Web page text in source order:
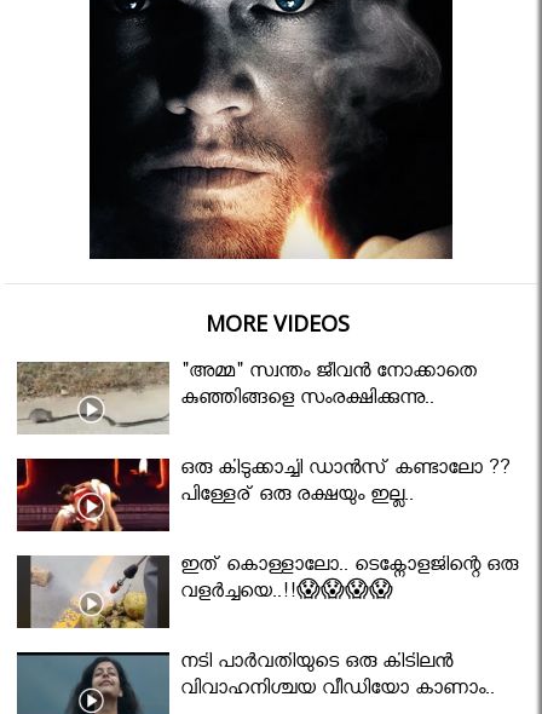
MORE VIDEOS
"അമ്മ" സ്വന്തം ജീവൻ നോക്കാതെ
കുഞ്ഞിങ്ങളെ സംരക്ഷിക്കുന്നു..
ഒരു കിടുക്കാച്ചി ഡാൻസ് കണ്ടാലോ ??
പിള്ളേര് ഒരു രക്ഷയും ഇല്ല..
ഇത് കൊള്ളാലോ.. ടെക്നോളജിന്റെ ഒരു
വളർച്ചയെ..!!😱😱😱😱
നടി പാർവതിയുടെ ഒരു കിടിലൻ
വിവാഹനിശ്ചയ വീഡിയോ കാണാം..